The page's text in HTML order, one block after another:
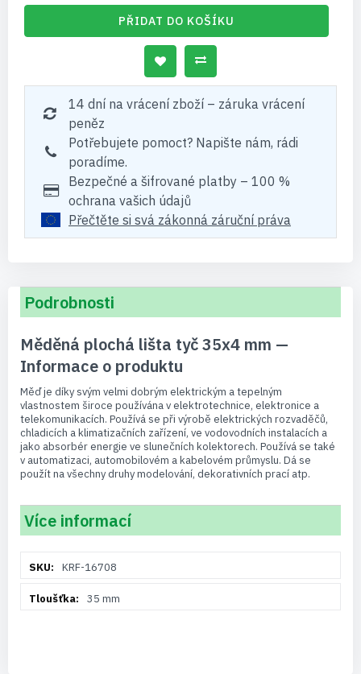
PŘIDAT DO KOŠÍKU
14 dní na vrácení zboží – záruka vrácení
peněz
Potřebujete pomoct? Napište nám, rádi
poradíme.
Bezpečné a šifrované platby – 100 %
ochrana vašich údajů
Přečtěte si svá zákonná záruční práva
Podrobnosti
Měděná plochá lišta tyč 35x4 mm —
Informace o produktu
Měď je díky svým velmi dobrým elektrickým a tepelným
vlastnostem široce používána v elektrotechnice, elektronice a
telekomunikacích. Používá se při výrobě elektrických rozvaděčů,
chladicích a klimatizačních zařízení, ve vodovodních instalacích a
jako absorbér energie ve slunečních kolektorech. Používá se také
v automatizaci, automobilovém a kabelovém průmyslu. Dá se
použít na všechny druhy modelování, dekorativních prací atp.
Více informací
informacíKRF-16708
35 mm